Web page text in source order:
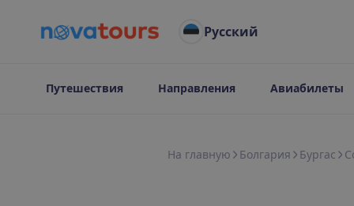
Русский
Путешествия Направления Авиабилеты
На главную Болгария Бургас